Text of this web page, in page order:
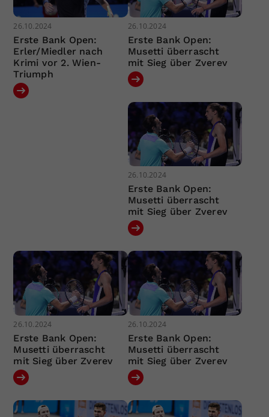
26.10.2024
Erste Bank Open:
Erler/Miedler nach
Krimi vor 2. Wien-
Triumph
26.10.2024
Erste Bank Open:
Musetti überrascht
mit Sieg über Zverev
26.10.2024
Erste Bank Open:
Musetti überrascht
mit Sieg über Zverev
26.10.2024
Erste Bank Open:
Musetti überrascht
mit Sieg über Zverev
26.10.2024
Erste Bank Open:
Musetti überrascht
mit Sieg über Zverev